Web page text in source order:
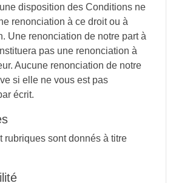
disposition des Conditions ne
renonciation à ce droit ou à
Une renonciation de notre part à
pas une renonciation à
Aucune renonciation de notre
si elle ne vous est pas
écrit.
rubriques sont donnés à titre